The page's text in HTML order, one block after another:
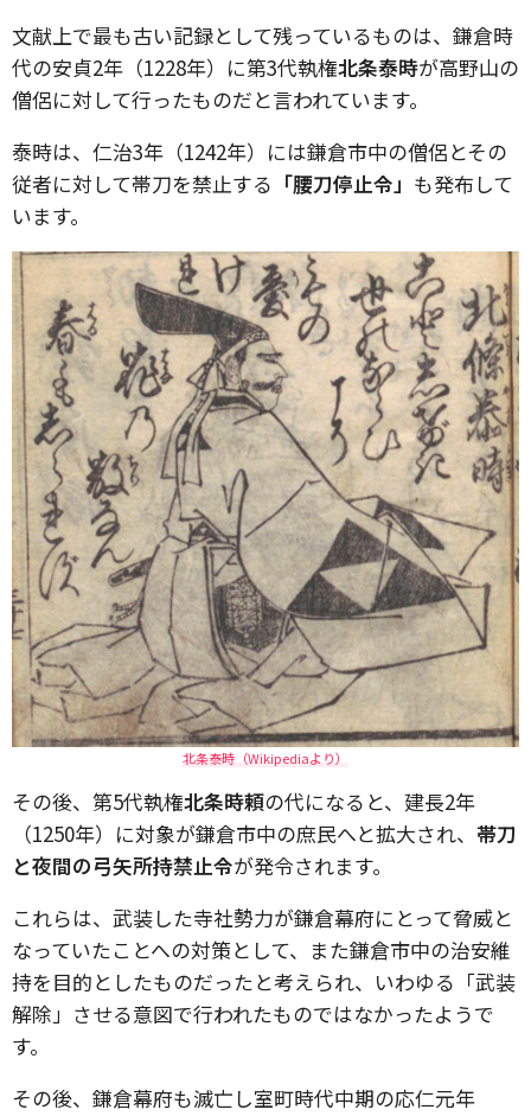
文献上で最も古い記録として残っているものは、鎌倉時
代の安貞2年（1228年）に第3代執権北条泰時が高野山の
僧侶に対して行ったものだと言われています。
泰時は、仁治3年（1242年）には鎌倉市中の僧侶とその
従者に対して帯刀を禁止する 「腰刀停止令」 も発布して
います。
北条泰時（Wikipediaより）
その後、第5代執権北条時頼の代になると、建長2年
（1250年）に対象が鎌倉市中の庶民へと拡大され、 帯刀
と夜間の弓矢所持禁止令が発令されます。
これらは、武装した寺社勢力が鎌倉幕府にとって脅威と
なっていたことへの対策として、また鎌倉市中の治安維
持を目的としたものだったと考えられ、いわゆる「武装
解除」させる意図で行われたものではなかったようで
す。
その後、鎌倉幕府も滅亡し室町時代中期の応仁元年